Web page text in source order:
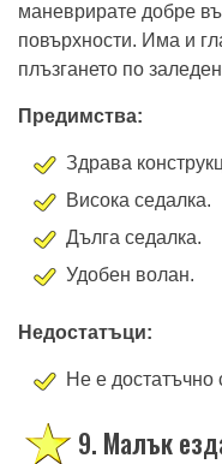
маневрирате добре
повърхности. Има и
плъзгането по
Предимства:
Здрава
Висока седалка.
Дълга седалка.
Удобен волан.
Недостатъци:
Не е достатъчно
9. Малък